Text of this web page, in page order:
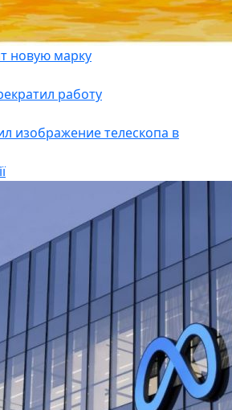
новую марку
работу
изображение телескопа в